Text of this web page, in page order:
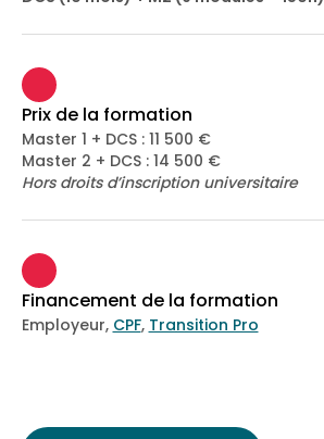
Prix de la formation
Master 1 + DCS : 11 500 €
Master 2 + DCS : 14 500 €
Hors droits d’inscription universitaire
Financement de la formation
Employeur, CPF, Transition Pro